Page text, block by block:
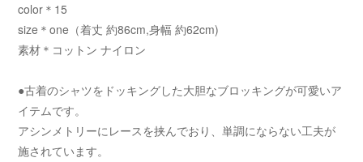
color＊15
size＊one（着丈 約86cm,身幅 約62cm)
素材＊コットン ナイロン
●古着のシャツをドッキングした大胆なブロッキングが可愛いア
イテムです。
アシンメトリーにレースを挟んでおり、単調にならない工夫が
施されています。